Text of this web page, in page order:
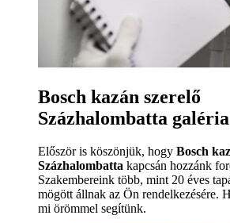
Bosch kazán szerelő
Százhalombatta galéria
Először is köszönjük, hogy Bosch
Százhalombatta kapcsán hozzánk
Szakembereink több, mint 20 éves
mögött állnak az Ön rendelkezésére.
mi örömmel segítünk.